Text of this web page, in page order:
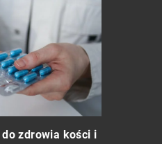
zdrowia kości i